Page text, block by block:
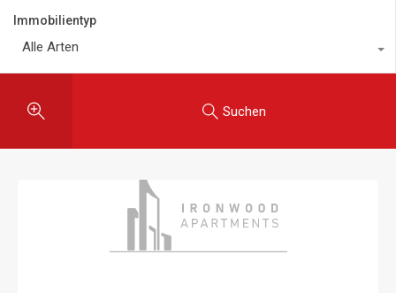
Immobilientyp
Alle Arten
Suchen